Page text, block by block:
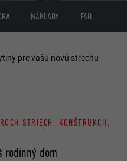
NÁKLADY FAQ
pre vašu novú strechu
rodinný dom
STRIECH, KONŠTRUKCII,